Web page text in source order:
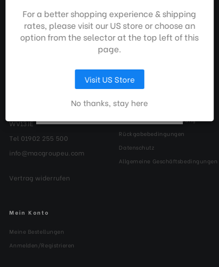
WV13JE
Tel 01902 255 500
info@macgroupeu.com
Vertrag widerrufen
Kontakt
Auslaufprodukte
Garantie und Registrierung
Rückgabebedingungen
Datenschutz
Allgemeine Geschäftsbedingungen
Mein Konto
Meine Bestellungen
Anmelden/Registrieren
gemäß unserer
Datenschutzrichtlinie
zu.
AUSWAHL ANPASSEN
ALLE COOKIES AKZEPTIEREN
For a better shopping experience & shipping
rates, please visit our US store or choose an
option from the selector at the top left of this
page.
Visit US Store
No thanks, stay here